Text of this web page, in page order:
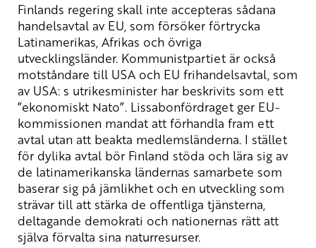
Finlands regering skall inte accepteras sådana
handelsavtal av EU, som försöker förtrycka
Latinamerikas, Afrikas och övriga
utvecklingsländer. Kommunistpartiet är också
motståndare till USA och EU frihandelsavtal, som
av USA: s utrikesminister har beskrivits som ett
”ekonomiskt Nato”. Lissabonfördraget ger EU-
kommissionen mandat att förhandla fram ett
avtal utan att beakta medlemsländerna. I stället
för dylika avtal bör Finland stöda och lära sig av
de latinamerikanska ländernas samarbete som
baserar sig på jämlikhet och en utveckling som
strävar till att stärka de offentliga tjänsterna,
deltagande demokrati och nationernas rätt att
själva förvalta sina naturresurser.